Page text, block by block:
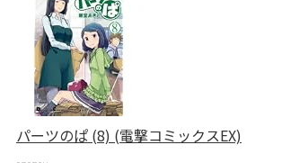
パーツのぱ (8) (電撃コミックスEX)